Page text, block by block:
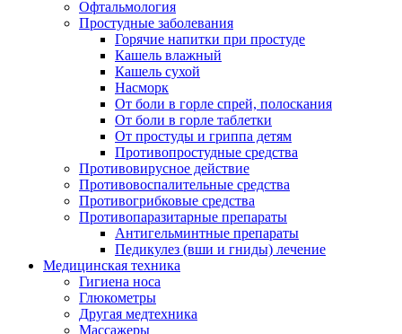
Офтальмология
Простудные заболевания
Горячие напитки при простуде
Кашель влажный
Кашель сухой
Насморк
От боли в горле спрей, полоскания
От боли в горле таблетки
От простуды и гриппа детям
Противопростудные средства
Противовирусное действие
Противовоспалительные средства
Противогрибковые средства
Противопаразитарные препараты
Антигельминтные препараты
Педикулез (вши и гниды) лечение
Медицинская техника
Гигиена носа
Глюкометры
Другая медтехника
Массажеры